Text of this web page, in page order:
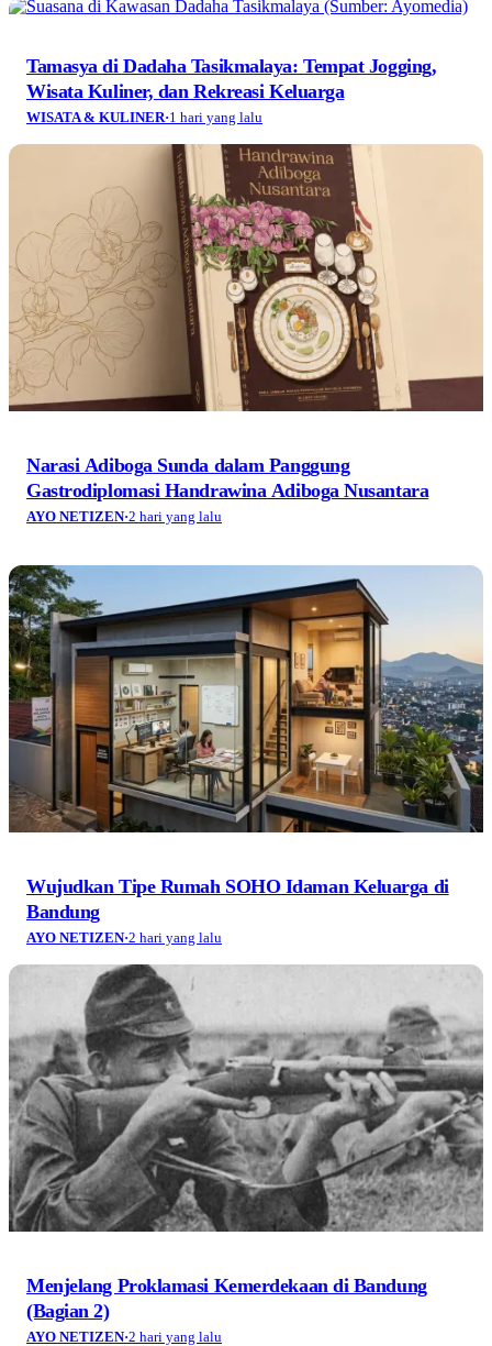
Tamasya di Dadaha Tasikmalaya: Tempat Jogging,
Wisata Kuliner, dan Rekreasi Keluarga
WISATA & KULINER·1 hari yang lalu
Narasi Adiboga Sunda dalam Panggung
Gastrodiplomasi Handrawina Adiboga Nusantara
AYO NETIZEN·2 hari yang lalu
Wujudkan Tipe Rumah SOHO Idaman Keluarga di
Bandung
AYO NETIZEN·2 hari yang lalu
Menjelang Proklamasi Kemerdekaan di Bandung
(Bagian 2)
AYO NETIZEN·2 hari yang lalu